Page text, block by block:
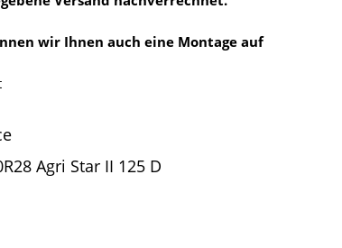
wir Ihnen auch eine Montage auf
Agri Star II 125 D